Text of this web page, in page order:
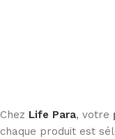
Chez Life Para, votre
chaque produit est